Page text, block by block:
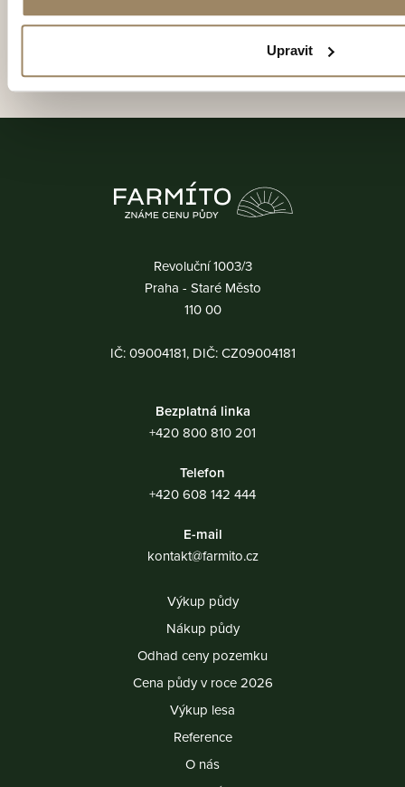
Upravit
Odeslat formulář
Revoluční 1003/3
Praha - Staré Město
110 00
IČ: 09004181, DIČ: CZ09004181
Výkup půdy
Nákup půdy
Odhad ceny pozemku
Cena půdy v roce 2026
Výkup lesa
Reference
O nás
Bezplatná linka
+420 800 810 201
Telefon
+420 608 142 444
E-mail
kontakt@farmito.cz